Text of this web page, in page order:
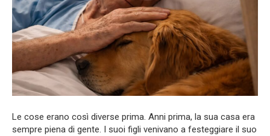
Le cose erano così diverse prima. Anni prima, la sua casa era
sempre piena di gente. I suoi figli venivano a festeggiare il suo